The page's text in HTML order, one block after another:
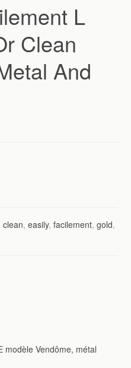
L
Clean
And
clean,easily,facilement,gold,
modèle Vendôme, métal